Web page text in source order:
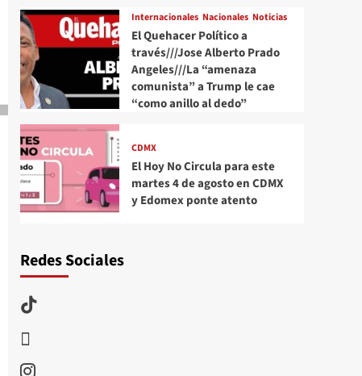
Internacionales Nacionales Noticias
El Quehacer Político a
través///Jose Alberto Prado
Angeles///La “amenaza
comunista” a Trump le cae
“como anillo al dedo”
CDMX
El Hoy No Circula para este
martes 4 de agosto en CDMX
y Edomex ponte atento
Redes Sociales
TikTok
Instagram